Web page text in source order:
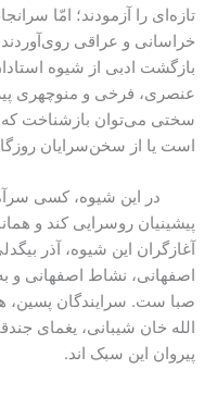
تازه‌ای‌ را آزمودند؛ امّا
خراسانی و عراقی
بازگشت ادبی از شیوه
عنصری، فرخی و منوچهری
سختی می‌توان بازشناخت
است یا از سخن‌سرایان
در این شیوه، کسی سرآمد
پیشینیان روسرایی کند و
آغازگران این شیوه، آذر
اصفهانی، نشاط اصفهانی و
صبا ست. سرایندگان پسین،
الله خان شیبانی، یغمای
پیروان این سبک اند.